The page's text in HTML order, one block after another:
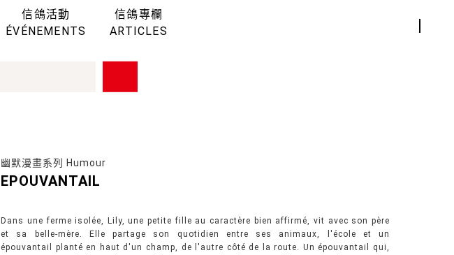
信鴿活動
ÉVÉNEMENTS
信鴿專欄
ARTICLES
幽默漫畫系列 Humour
EPOUVANTAIL
Dans une ferme isolée, Lily, une petite fille au caractère bien affirmé, vit avec son père
et sa belle-mère. Elle partage son quotidien entre ses animaux, l'école et un
épouvantail planté en haut d'un champ, de l'autre côté de la route. Un épouvantail qui,